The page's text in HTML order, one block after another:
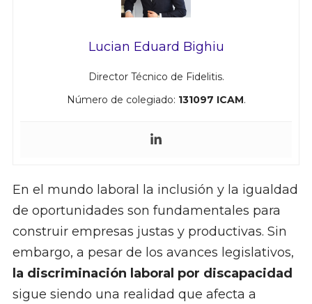
Lucian Eduard Bighiu
Director Técnico de Fidelitis.
Número de colegiado: 131097 ICAM.
En el mundo laboral la inclusión y la igualdad
de oportunidades son fundamentales para
construir empresas justas y productivas. Sin
embargo, a pesar de los avances legislativos,
la discriminación laboral por discapacidad
sigue siendo una realidad que afecta a